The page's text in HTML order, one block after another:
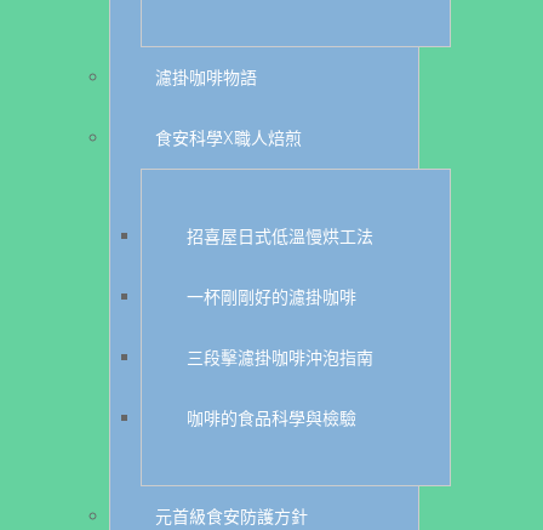
濾掛咖啡物語
食安科學X職人焙煎
招喜屋日式低溫慢烘工法
一杯剛剛好的濾掛咖啡
三段擊濾掛咖啡沖泡指南
咖啡的食品科學與檢驗
元首級食安防護方針